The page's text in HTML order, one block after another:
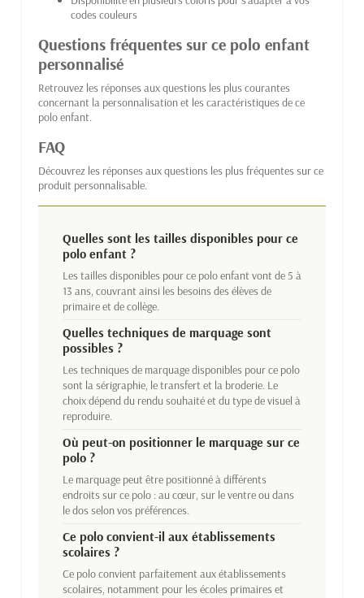
codes couleurs
Questions fréquentes sur ce polo enfant
personnalisé
Retrouvez les réponses aux questions les plus courantes
concernant la personnalisation et les caractéristiques de ce
polo enfant.
FAQ
Découvrez les réponses aux questions les plus fréquentes sur ce
produit personnalisable.
Quelles sont les tailles disponibles pour ce
polo enfant ?
Les tailles disponibles pour ce polo enfant vont de 5 à
13 ans, couvrant ainsi les besoins des élèves de
primaire et de collège.
Quelles techniques de marquage sont
possibles ?
Les techniques de marquage disponibles pour ce polo
sont la sérigraphie, le transfert et la broderie. Le
choix dépend du rendu souhaité et du type de visuel à
reproduire.
Où peut-on positionner le marquage sur ce
polo ?
Le marquage peut être positionné à différents
endroits sur ce polo : au cœur, sur le ventre ou dans
le dos selon vos préférences.
Ce polo convient-il aux établissements
scolaires ?
Ce polo convient parfaitement aux établissements
scolaires, notamment pour les écoles primaires et